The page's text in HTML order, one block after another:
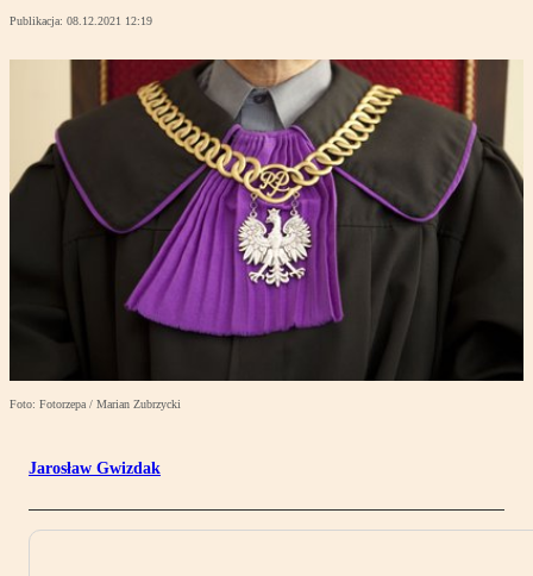
Publikacja: 08.12.2021 12:19
Foto: Fotorzepa / Marian Zubrzycki
Jarosław Gwizdak